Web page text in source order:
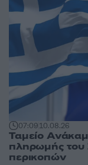
07:0910.08.26
Ταμείο
πληρωμής του
περικοπών